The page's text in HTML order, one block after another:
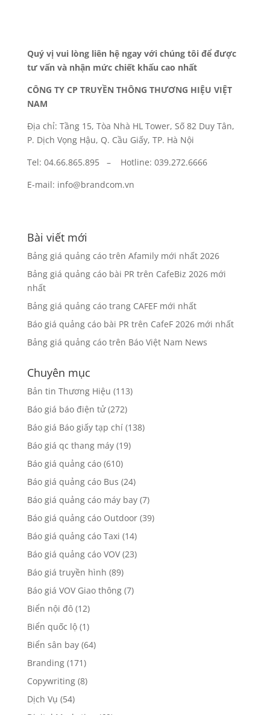
Quý vị vui lòng liên hệ ngay với chúng tôi để được
tư vấn và nhận mức chiết khấu cao nhất
CÔNG TY CP TRUYỀN THÔNG THƯƠNG HIỆU VIỆT
NAM
Địa chỉ: Tầng 15, Tòa Nhà HL Tower, Số 82 Duy Tân,
P. Dịch Vọng Hậu, Q. Cầu Giấy, TP. Hà Nội
Tel: 04.66.865.895 – Hotline: 039.272.6666
E-mail: info@brandcom.vn
Bài viết mới
Bảng giá quảng cáo trên Afamily mới nhất 2026
Bảng giá quảng cáo bài PR trên CafeBiz 2026 mới
nhất
Bảng giá quảng cáo trang CAFEF mới nhất
Báo giá quảng cáo bài PR trên CafeF 2026 mới nhất
Bảng giá quảng cáo trên Báo Việt Nam News
Chuyên mục
Bản tin Thương Hiệu (113)
Báo giá báo điện tử(272)
Báo giá Báo giấy tạp chí(138)
Báo giá qc thang máy(19)
Báo giá quảng cáo(610)
Báo giá quảng cáo Bus (24)
Báo giá quảng cáo máy bay(7)
Báo giá quảng cáo Outdoor(39)
Báo giá quảng cáo Taxi (14)
Báo giá quảng cáo VOV(23)
Báo giá truyền hình (89)
Báo giá VOV Giao thông(7)
Biển nội đô(12)
Biển quốc lộ(1)
Biển sân bay(64)
Branding(171)
Copywriting(8)
Dịch Vụ (54)